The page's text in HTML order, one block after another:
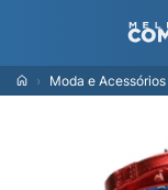
Moda e Acessórios